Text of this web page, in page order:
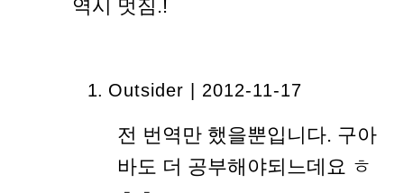
역시 멋짐.!
Outsider | 2012-11-17
전 번역만 했을뿐입니다. 구아
바도 더 공부해야되느데요 ㅎ